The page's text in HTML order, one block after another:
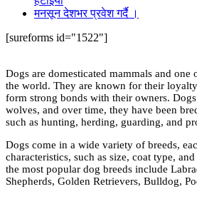
मनसून देशभर प्रवेश गर्दै ।
[sureforms id="1522"]
Dogs are domesticated mammals and one
the world. They are known for their
form strong bonds with their owners.
wolves, and over time, they have been
such as hunting, herding, guarding, and
Dogs come in a wide variety of breeds,
characteristics, such as size, coat type,
the most popular dog breeds include
Shepherds, Golden Retrievers, Bulldog,